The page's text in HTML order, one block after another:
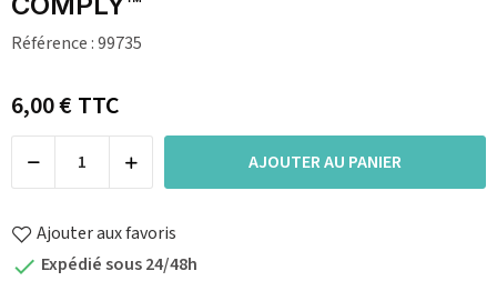
Référence :99735
6,00 €TTC
AJOUTER AU PANIER
Ajouter aux favoris
 Expédié sous 24/48h